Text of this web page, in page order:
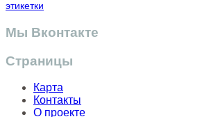
этикетки
Мы Вконтакте
Страницы
Карта
Контакты
О проекте